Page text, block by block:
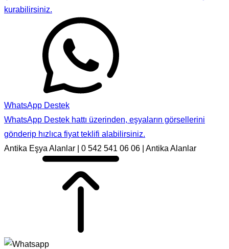
kurabilirsiniz.
WhatsApp Destek
WhatsApp Destek hattı üzerinden, eşyaların görsellerini
gönderip hızlıca fiyat teklifi alabilirsiniz.
Antika Eşya Alanlar | 0 542 541 06 06 | Antika Alanlar